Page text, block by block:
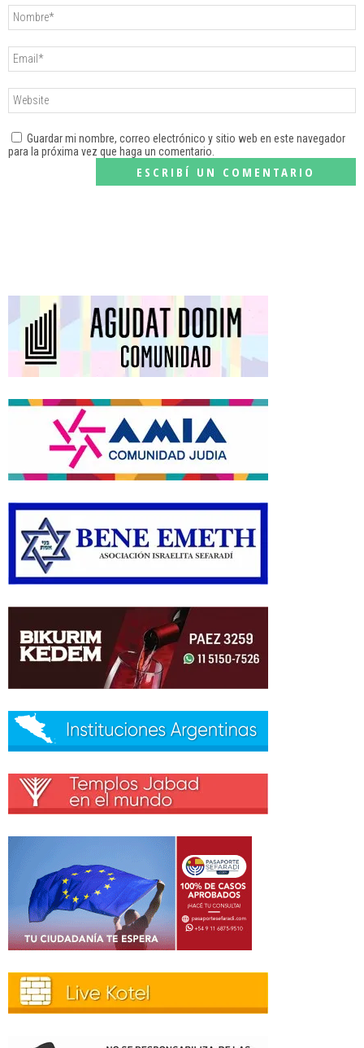
Guardar mi nombre, correo electrónico y sitio web en este navegador
para la próxima vez que haga un comentario.